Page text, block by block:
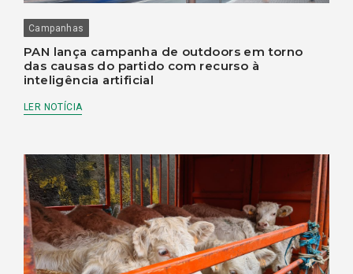
Campanhas
PAN lança campanha de outdoors em torno
das causas do partido com recurso à
inteligência artificial
LER NOTÍCIA